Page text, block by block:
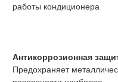
работы кондиционера
Антикоррозионная
Предохраняет